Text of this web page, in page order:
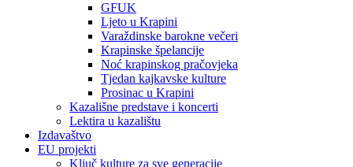
GFUK
Ljeto u Krapini
Varaždinske barokne večeri
Krapinske špelancije
Noć krapinskog pračovjeka
Tjedan kajkavske kulture
Prosinac u Krapini
Kazališne predstave i koncerti
Lektira u kazalištu
Izdavaštvo
EU projekti
Ključ kulture za sve generacije